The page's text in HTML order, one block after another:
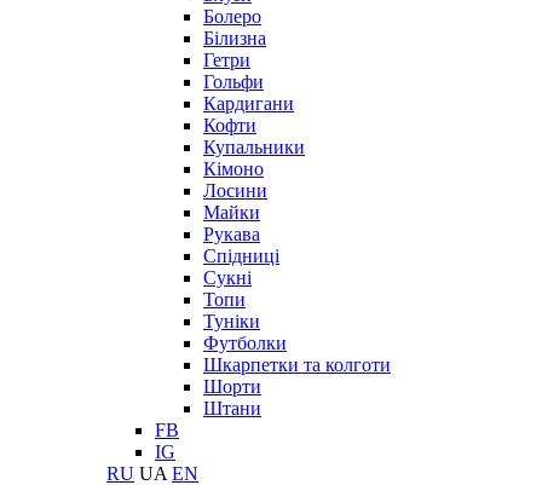
Болеро
Білизна
Гетри
Гольфи
Кардигани
Кофти
Купальники
Кімоно
Лосини
Майки
Рукава
Спідниці
Сукні
Топи
Туніки
Футболки
Шкарпетки та колготи
Шорти
Штани
FB
IG
RU UA EN